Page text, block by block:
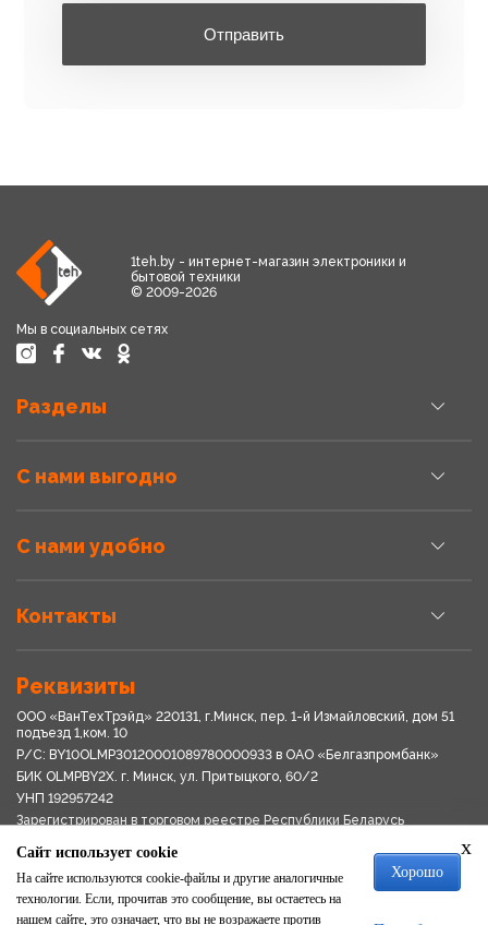
Отправить
1teh.by - интернет-магазин электроники и
бытовой техники
© 2009-2026
Мы в социальных сетях
Разделы
С нами выгодно
С нами удобно
Контакты
Реквизиты
ООО «ВанТехТрэйд» 220131, г.Минск, пер. 1-й Измайловский, дом 51
подъезд 1,ком. 10
Р/С: BY10OLMP30120001089780000933 в OАО «Белгазпромбанк»
БИК OLMPBY2X. г. Минск, ул. Притыцкого, 60/2
УНП 192957242
Зарегистрирован в торговом реестре Республики Беларусь
Свидетельство о регистрации № 192957242выдано 18.08.2017
Мингориспоплком
Политика обработки персональных данных
Положение о системе видеонаблюдения
x
Сайт использует cookie
На сайте используются cookie-файлы и другие аналогичные
технологии. Если, прочитав это сообщение, вы остаетесь на
нашем сайте, это означает, что вы не возражаете против
Хорошо